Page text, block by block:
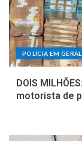
POLÍCIA EM GERAL
DOIS
motorista de